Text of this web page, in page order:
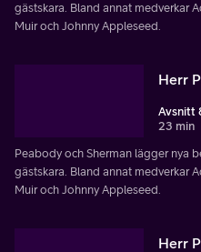
gästskara. Bland annat medverkar
Muir och Johnny Appleseed.
Herr
Avsnitt
23 min
Peabody och Sherman lägger nya
gästskara. Bland annat medverkar
Muir och Johnny Appleseed.
Herr